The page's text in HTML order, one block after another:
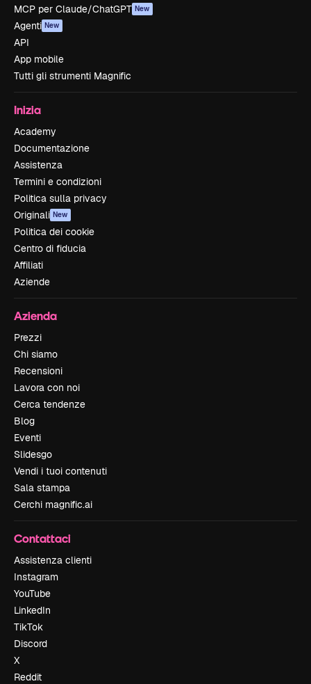
MCP per Claude/ChatGPT New
Agenti New
API
App mobile
Tutti gli strumenti Magnific
Inizia
Academy
Documentazione
Assistenza
Termini e condizioni
Politica sulla privacy
Originali New
Politica dei cookie
Centro di fiducia
Affiliati
Aziende
Azienda
Prezzi
Chi siamo
Recensioni
Lavora con noi
Cerca tendenze
Blog
Eventi
Slidesgo
Vendi i tuoi contenuti
Sala stampa
Cerchi magnific.ai
Contattaci
Assistenza clienti
Instagram
YouTube
LinkedIn
TikTok
Discord
X
Reddit